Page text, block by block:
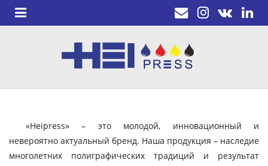
«Heipress» – это молодой, инновационный и
невероятно актуальный бренд. Наша продукция – наследие
многолетних полиграфических традиций и результат